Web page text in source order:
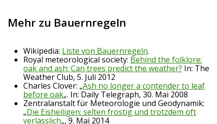
Mehr zu Bauernregeln
Wikipedia: Liste von Bauernregeln.
Royal meteorological society: Behind the folklore:
oak and ash: Can trees predict the weather? In: The
Weather Club, 5. Juli 2012
Charles Clover: „Ash no longer a contender to leaf
before oak„. In: Daily Telegraph, 30. Mai 2008
Zentralanstalt für Meteorologie und Geodynamik:
„Die Eisheiligen: selten frostig und trotzdem oft
verlässlich„, 9. Mai 2014